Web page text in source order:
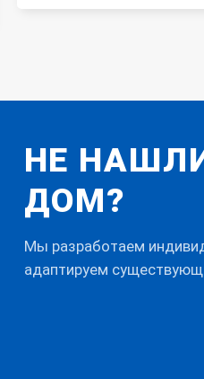
НЕ
ДОМ?
Мы разработаем
адаптируем